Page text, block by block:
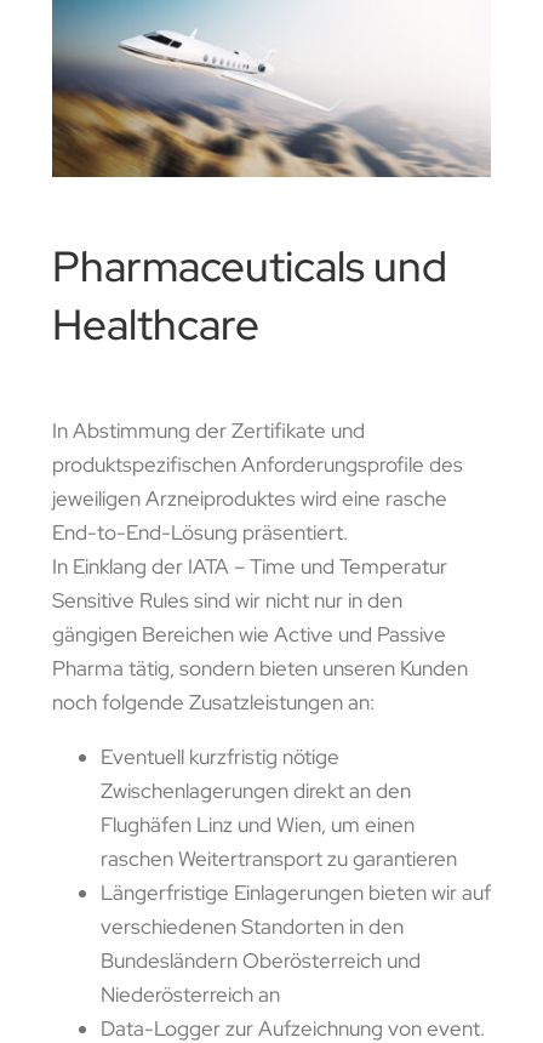
Pharmaceuticals und
Healthcare
In Abstimmung der Zertifikate und
produktspezifischen Anforderungsprofile des
jeweiligen Arzneiproduktes wird eine rasche
End-to-End-Lösung präsentiert.
In Einklang der IATA – Time und Temperatur
Sensitive Rules sind wir nicht nur in den
gängigen Bereichen wie Active und Passive
Pharma tätig, sondern bieten unseren Kunden
noch folgende Zusatzleistungen an:
Eventuell kurzfristig nötige
Zwischenlagerungen direkt an den
Flughäfen Linz und Wien, um einen
raschen Weitertransport zu garantieren
Längerfristige Einlagerungen bieten wir auf
verschiedenen Standorten in den
Bundesländern Oberösterreich und
Niederösterreich an
Data-Logger zur Aufzeichnung von event.